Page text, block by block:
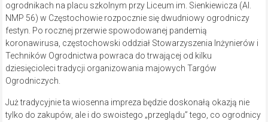
ogrodnikach na placu szkolnym przy Liceum im. Sienkiewicza (Al.
NMP 56) w Częstochowie rozpocznie się dwudniowy ogrodniczy
festyn. Po rocznej przerwie spowodowanej pandemią
koronawirusa, częstochowski oddział Stowarzyszenia Inżynierów i
Techników Ogrodnictwa powraca do trwającej od kilku
dziesięcioleci tradycji organizowania majowych Targów
Ogrodniczych.
Już tradycyjnie ta wiosenna impreza będzie doskonałą okazją nie
tylko do zakupów, ale i do swoistego „przeglądu” tego, co ogrodnicy